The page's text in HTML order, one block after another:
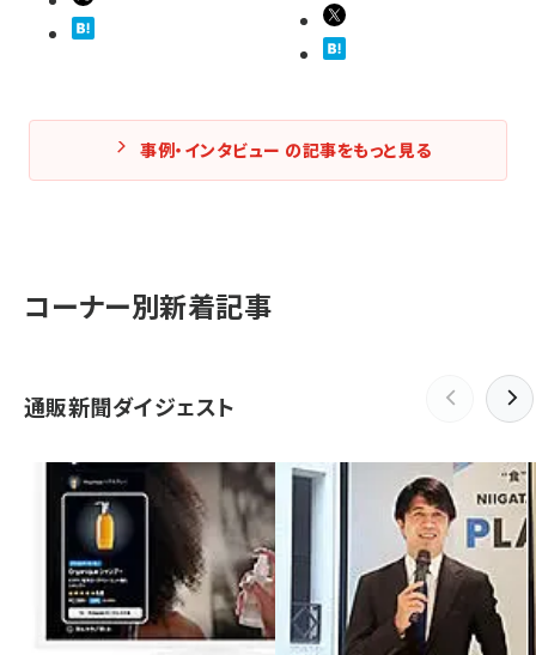
事例・インタビュー の記事をもっと見る
コーナー別新着記事
通販新聞ダイジェスト